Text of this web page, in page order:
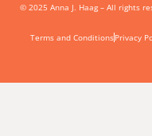
© 2025 Anna J. Haag – All rights
Terms and ConditionsPrivacy